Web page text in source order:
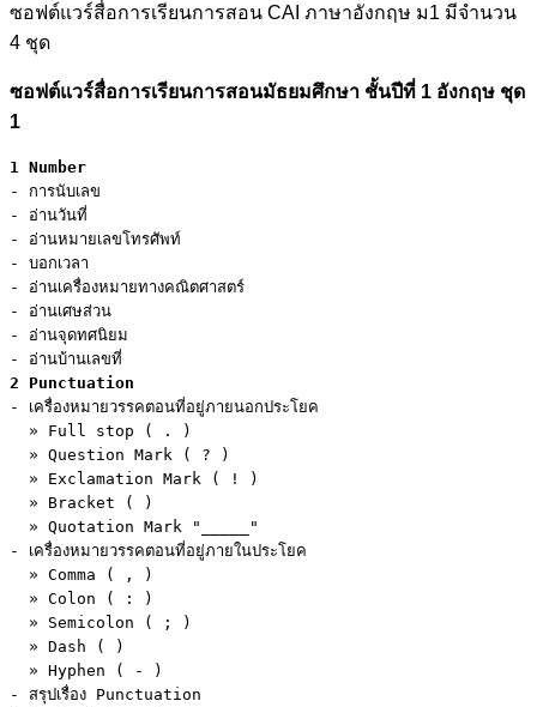
ซอฟต์แวร์สื่อการเรียนการสอน CAI ภาษาอังกฤษ ม1 มีจำนวน
4 ชุด
ซอฟต์แวร์สื่อการเรียนการสอนมัธยมศึกษา ชั้นปีที่ 1 อังกฤษ ชุด
1
1 Number
- การนับเลข
- อ่านวันที่
- อ่านหมายเลขโทรศัพท์
- บอกเวลา
- อ่านเครื่องหมายทางคณิตศาสตร์
- อ่านเศษส่วน
- อ่านจุดทศนิยม
2 Punctuation
- เครื่องหมายวรรคตอนที่อยู่ภายนอกประโยค
  » Full stop ( . )
  » Question Mark ( ? )
  » Exclamation Mark ( ! )
  » Bracket ( )
  » Quotation Mark "_____"
- เครื่องหมายวรรคตอนที่อยู่ภายในประโยค
  » Comma ( , )
  » Colon ( : )
  » Semicolon ( ; )
  » Dash ( )
  » Hyphen ( - )